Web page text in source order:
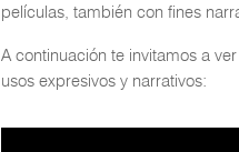
películas, también con fines
A continuación te invitamos a
usos expresivos y narrativos: